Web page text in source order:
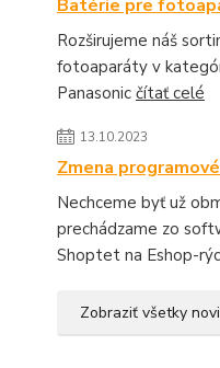
Batérie pre
Rozširujeme náš
fotoaparáty v
Panasonic čítať celé
13.10.2023
Zmena
Nechceme byť už
prechádzame zo
Shoptet na Eshop-
Zobraziť všetky